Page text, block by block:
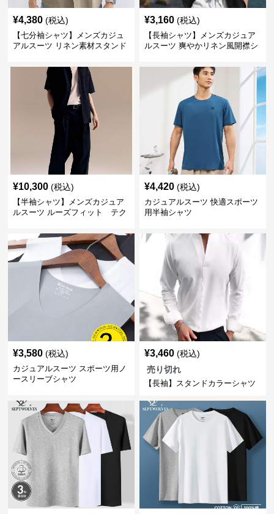
¥4,380 (税込)
【七分袖シャツ】メンズカジュ
アルスーツ リネン素材スタンド
¥3,160 (税込)
【長袖シャツ】メンズカジュア
ルスーツ 爽やかリネン風開襟シ
¥10,300 (税込)
【半袖シャツ】メンズカジュア
ルスーツ ルーズフィット テク
¥4,420 (税込)
カジュアルスーツ 快適スポーツ
用半袖シャツ
¥3,580 (税込)
カジュアルスーツ スポーツ用ノ
ースリーブシャツ
¥3,460 (税込)
売り切れ
【長袖】スタンドカラーシャツ